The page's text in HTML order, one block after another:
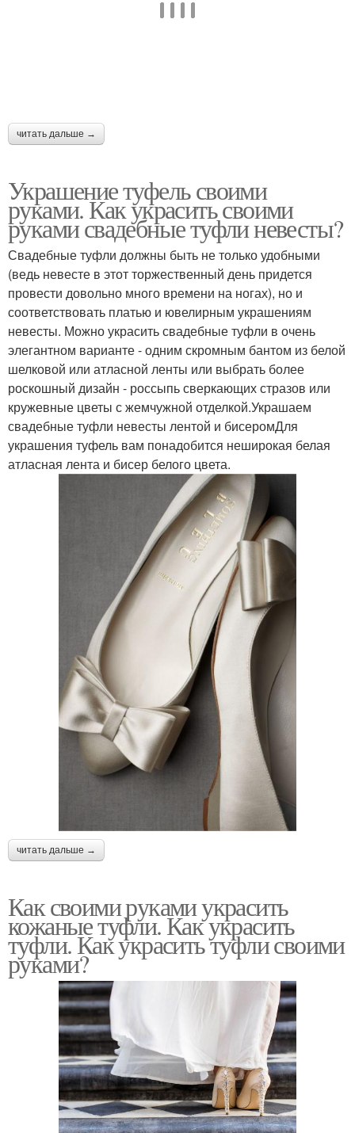
читать дальше →
Украшение туфель своими
руками. Как украсить своими
руками свадебные туфли невесты?
Свадебные туфли должны быть не только удобными
(ведь невесте в этот торжественный день придется
провести довольно много времени на ногах), но и
соответствовать платью и ювелирным украшениям
невесты. Можно украсить свадебные туфли в очень
элегантном варианте - одним скромным бантом из белой
шелковой или атласной ленты или выбрать более
роскошный дизайн - россыпь сверкающих стразов или
кружевные цветы с жемчужной отделкой.Украшаем
свадебные туфли невесты лентой и бисеромДля
украшения туфель вам понадобится неширокая белая
атласная лента и бисер белого цвета.
читать дальше →
Как своими руками украсить
кожаные туфли. Как украсить
туфли. Как украсить туфли своими
руками?